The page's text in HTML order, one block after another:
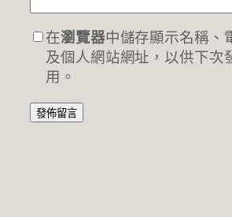
在瀏覽器中儲存顯示名稱、
及個人網站網址，以供下次
用。